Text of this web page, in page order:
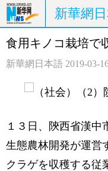
新華網
ホームページ
食用キノコ栽培
新華網日本語 2019-03-
１３日、陝西省漢中
生態農林開発が運営
クラゲを収穫する従